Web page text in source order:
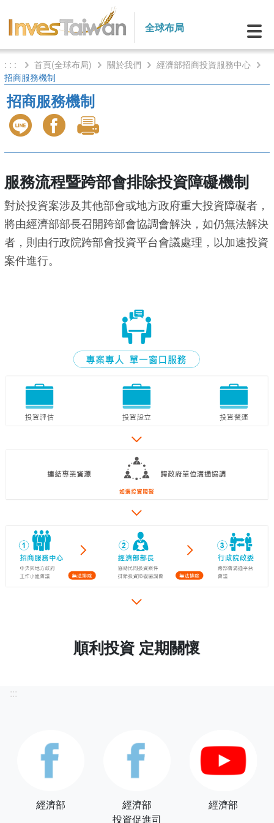
全球布局
: : : 首頁(全球布局) 關於我們
經濟部招商投資服務中心
招商服務機制
招商服務機制
服務流程暨跨部會排除投資障礙機制
對於投資案涉及其他部會或地方政府重大投資障礙者，
將由經濟部部長召開跨部會協調會解決，如仍無法解決
者，則由行政院跨部會投資平台會議處理，以加速投資
案件進行。
順利投資 定期關懷
:::
經濟部
經濟部
投資促進司
經濟部